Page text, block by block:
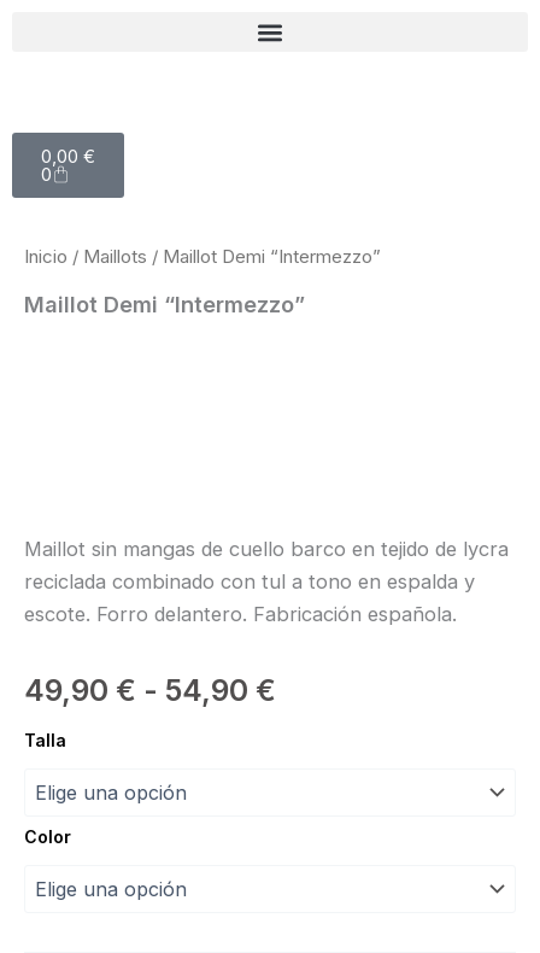
0,00 €
0
Carrito
Inicio / Maillots / Maillot Demi “Intermezzo”
Maillot Demi “Intermezzo”
Maillot sin mangas de cuello barco en tejido de lycra
reciclada combinado con tul a tono en espalda y
escote. Forro delantero. Fabricación española.
49,90 € - 54,90 €
Talla
Color
Maillot
cantidad